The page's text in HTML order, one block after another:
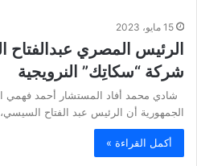
15 مايو، 2023
الرئيس المصري
شركة “سكاتِك” النرويجية
شادي محمد أفاد المستشار أحمد فهمي
الجمهورية أن الرئيس عبد الفتاح
أكمل القراءة »